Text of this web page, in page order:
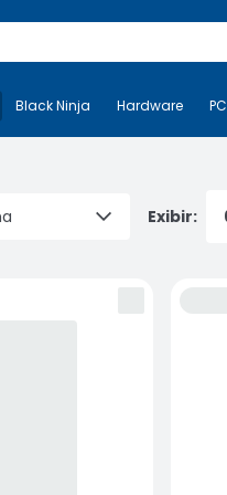
Mais-v- Black Ninja
Black Ninja Hardware
Exibir: